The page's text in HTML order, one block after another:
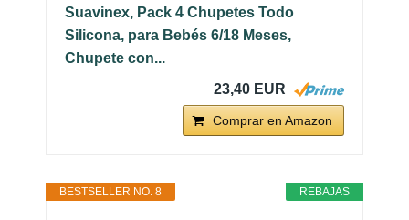
Suavinex, Pack 4 Chupetes Todo
Silicona, para Bebés 6/18 Meses,
Chupete con...
23,40 EUR
Comprar en Amazon
REBAJAS
BESTSELLER NO. 8